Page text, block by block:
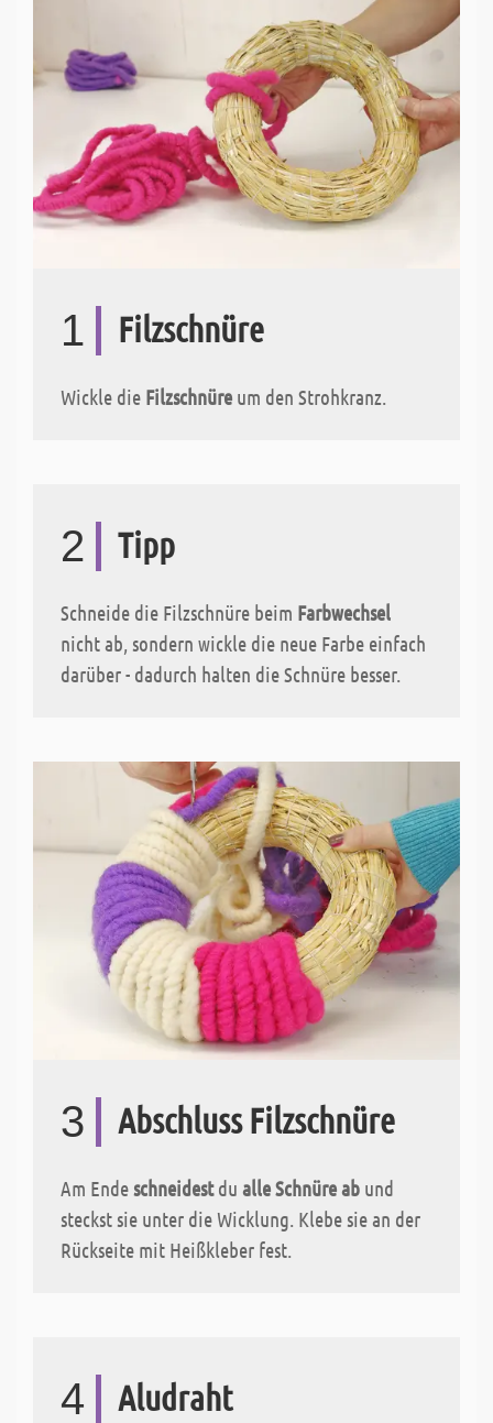
1 Filzschnüre
Wickle die Filzschnüre um den Strohkranz.
2 Tipp
Schneide die Filzschnüre beim Farbwechsel
nicht ab, sondern wickle die neue Farbe einfach
darüber - dadurch halten die Schnüre besser.
3 Abschluss Filzschnüre
Am Endeschneidestdu alle Schnüre ab und
steckst sie unter die Wicklung. Klebe sie an der
Rückseite mit Heißkleber fest.
4 Aludraht